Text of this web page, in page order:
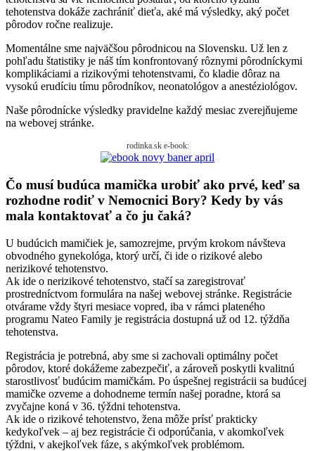
tehotenstva dokáže zachrániť dieťa, aké má výsledky, aký počet
pôrodov ročne realizuje.
Momentálne sme najväčšou pôrodnicou na Slovensku. Už len z
pohľadu štatistiky je náš tím konfrontovaný rôznymi pôrodníckymi
komplikáciami a rizikovými tehotenstvami, čo kladie dôraz na
vysokú erudíciu tímu pôrodníkov, neonatológov a anestéziológov.
Naše pôrodnícke výsledky pravidelne každý mesiac zverejňujeme
na webovej stránke.
rodinka.sk e-book:
Čo musí budúca mamička urobiť ako prvé, keď sa
rozhodne rodiť v Nemocnici Bory? Kedy by vás
mala kontaktovať a čo ju čaká?
U budúcich mamičiek je, samozrejme, prvým krokom návšteva
obvodného gynekológa, ktorý určí, či ide o rizikové alebo
nerizikové tehotenstvo.
Ak ide o nerizikové tehotenstvo, stačí sa zaregistrovať
prostredníctvom formulára na našej webovej stránke. Registrácie
otvárame vždy štyri mesiace vopred, iba v rámci plateného
programu Nateo Family je registrácia dostupná už od 12. týždňa
tehotenstva.
Registrácia je potrebná, aby sme si zachovali optimálny počet
pôrodov, ktoré dokážeme zabezpečiť, a zároveň poskytli kvalitnú
starostlivosť budúcim mamičkám. Po úspešnej registrácii sa budúcej
mamičke ozveme a dohodneme termín našej poradne, ktorá sa
zvyčajne koná v 36. týždni tehotenstva.
Ak ide o rizikové tehotenstvo, žena môže prísť prakticky
kedykoľvek – aj bez registrácie či odporúčania, v akomkoľvek
týždni, v akejkoľvek fáze, s akýmkoľvek problémom.